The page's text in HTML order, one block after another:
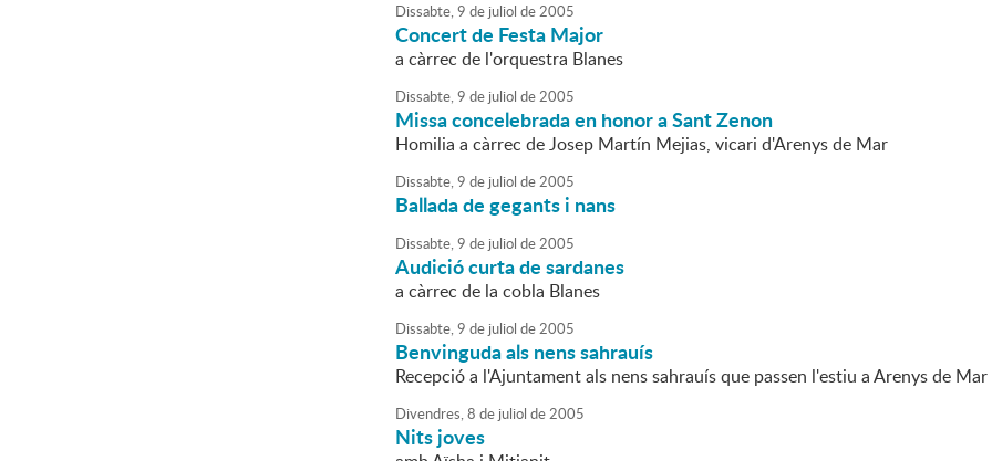
Dissabte,9 de juliol de2005
Concert de Festa Major
a càrrec de l'orquestra Blanes
Dissabte,9 de juliol de2005
Missa concelebrada en honor a Sant Zenon
Homilia a càrrec de Josep Martín Mejias, vicari d'Arenys de Mar
Dissabte,9 de juliol de2005
Ballada de gegants i nans
Dissabte,9 de juliol de2005
Audició curta de sardanes
a càrrec de la cobla Blanes
Dissabte,9 de juliol de2005
Benvinguda als nens sahrauís
Recepció a l'Ajuntament als nens sahrauís que passen l'estiu a Arenys de Mar
Divendres,8 de juliol de2005
Nits joves